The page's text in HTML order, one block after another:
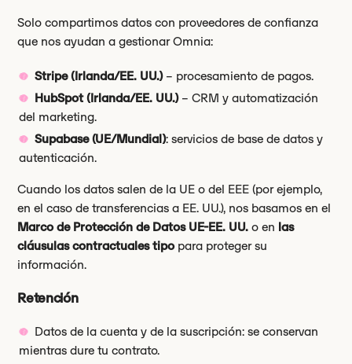
Solo compartimos datos con proveedores de confianza
que nos ayudan a gestionar Omnia:
Stripe (Irlanda/EE. UU.)– procesamiento de pagos.
HubSpot (Irlanda/EE. UU.)– CRM y automatización
del marketing.
Supabase (UE/Mundial): servicios de base de datos y
autenticación.
Cuando los datos salen de la UE o del EEE (por ejemplo,
en el caso de transferencias a EE. UU.), nos basamos en el
Marco de Protección de Datos UE-EE. UU. o en las
cláusulas contractuales tipopara proteger su
información.
Retención
Datos de la cuenta y de la suscripción: se conservan
mientras dure tu contrato.